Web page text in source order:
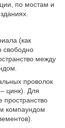
по мостам и
(как
свободно
между
проволок
цинк). Для
пространство
компаундом